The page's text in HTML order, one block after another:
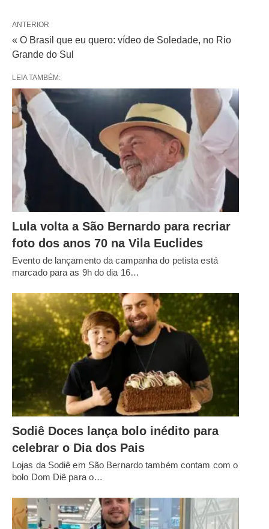
ANTERIOR
« O Brasil que eu quero: vídeo de Soledade, no Rio
Grande do Sul
LEIA TAMBÉM:
Lula volta a São Bernardo para recriar
foto dos anos 70 na Vila Euclides
Evento de lançamento da campanha do petista está
marcado para as 9h do dia 16…
Sodiê Doces lança bolo inédito para
celebrar o Dia dos Pais
Lojas da Sodiê em São Bernardo também contam com o
bolo Dom Diê para o…